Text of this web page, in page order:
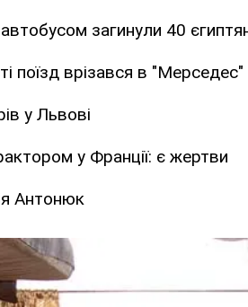
автобусом загинули 40
поїзд врізався в "Мерседес"
у Львові
у Франції: є жертви
Антонюк